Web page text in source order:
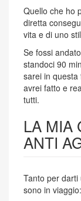
Quello che ho
diretta
vita e di uno
Se fossi
standoci 90
sarei in
avrei fatto e
tutti.
LA MIA
ANTI
Tanto per darti
sono in viaggio: